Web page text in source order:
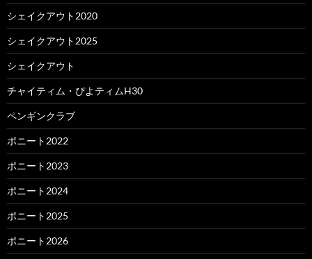
シェイクアウト2020
シェイクアウト2025
シェイクアウト
チャイティム・ぴよティムH30
ペンギンクラブ
ポニート2022
ポニート2023
ポニート2024
ポニート2025
ポニート2026